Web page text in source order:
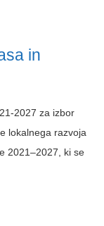
in
2027 za izbor
lokalnega razvoja
2021–2027, ki se